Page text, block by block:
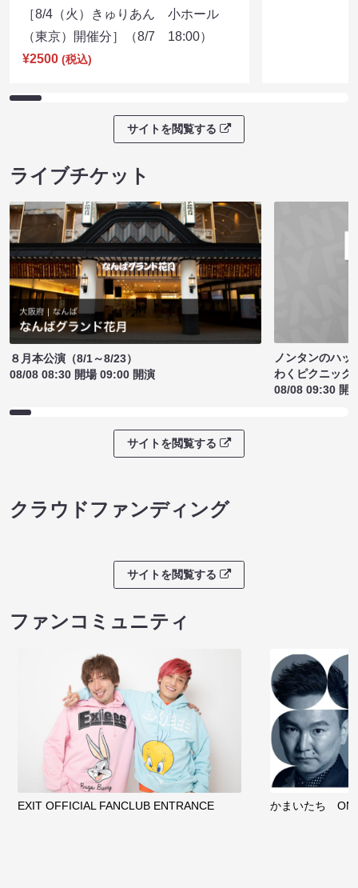
［8/4（火）きゅりあん 小ホール
（東京）開催分］（8/7 18:00）
¥2500 (税込)
サイトを閲覧する
ライブチケット
８月本公演（8/1～8/23）
08/08 08:30 開場 09:00 開演
ノンタンのハッ
わくピクニック
08/08 09:30 開
サイトを閲覧する
クラウドファンディング
サイトを閲覧する
ファンコミュニティ
EXIT OFFICIAL FANCLUB ENTRANCE かまいたち